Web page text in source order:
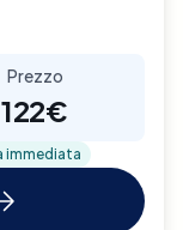
Prezzo
122€
immediata